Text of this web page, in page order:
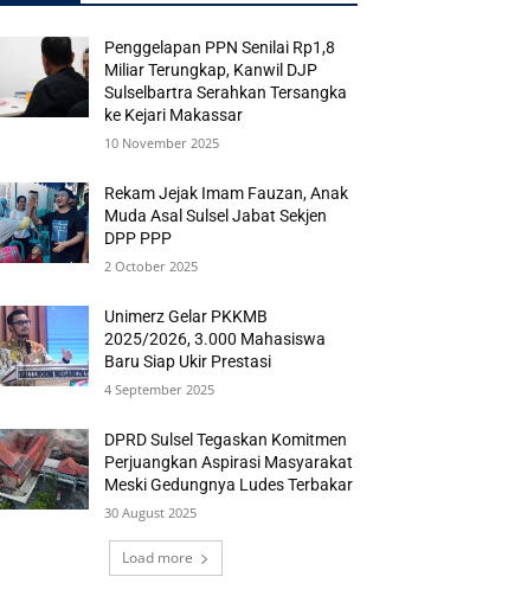
Penggelapan PPN Senilai Rp1,8
Miliar Terungkap, Kanwil DJP
Sulselbartra Serahkan Tersangka
ke Kejari Makassar
10 November 2025
Rekam Jejak Imam Fauzan, Anak
Muda Asal Sulsel Jabat Sekjen
DPP PPP
2 October 2025
Unimerz Gelar PKKMB
2025/2026, 3.000 Mahasiswa
Baru Siap Ukir Prestasi
4 September 2025
DPRD Sulsel Tegaskan Komitmen
Perjuangkan Aspirasi Masyarakat
Meski Gedungnya Ludes Terbakar
30 August 2025
Load more